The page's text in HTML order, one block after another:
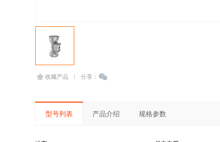
收藏产品 分享：
型号列表 产品介绍 规格参数